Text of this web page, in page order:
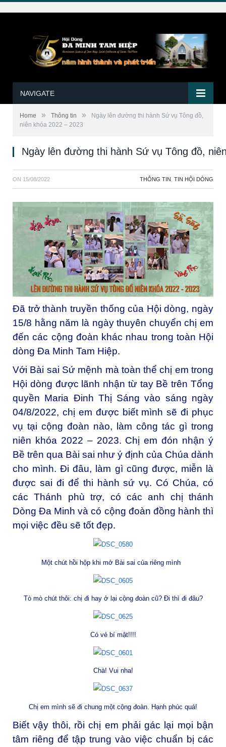
NAVIGATE
Home » Thông tin »
Ngày lên đường thi hành Sứ vụ Tông đồ,
niên khóa 2022 – 2023
Ngày lên đường thi hành Sứ vụ Tông đồ,
ON 15/08/2022 THÔNG TIN TIN HỘI DÒNG
Đã trở thành truyền thống của Hội dòng, ngày
15/8 hằng năm là ngày thuyên chuyển chị em
đến các cộng đoàn khác nhau trong toàn Hội
dòng Đa Minh Tam Hiệp.
Với Bài sai Sứ mệnh mà toàn thể chị em trong
Hội dòng được lãnh nhận từ tay Bề trên Tổng
quyền Maria Đinh Thị Sáng vào sáng ngày
04/8/2022, chị em được biết mình sẽ đi phục
vụ tại cộng đoàn nào, làm công tác gì trong
niên khóa 2022 – 2023. Chị em đón nhận ý
Bề trên qua Bài sai như ý định của Chúa dành
cho mình. Đi đâu, làm gì cũng được, miễn là
được sai đi để thi hành sứ vụ. Có Chúa, có
các Thánh phù trợ, có các anh chị thánh
Dòng Đa Minh và có cộng đoàn đồng hành thì
mọi việc đều sẽ tốt đẹp.
Một chút hồi hộp khi mở Bài sai của riêng mình
Tò mò chút thôi: chị đi hay ở lại cộng đoàn cũ? Đi thì đi đâu?
Có vẻ bí mật!!!!
Chà! Vui nha!
Chị em mình sẽ đi chung một cộng đoàn. Hạnh phúc quá!
Biết vậy thôi, rồi chị em phải gác lại mọi bận
tâm riêng để tập trung vào việc chuẩn bị các